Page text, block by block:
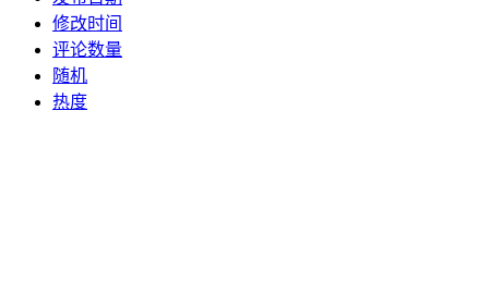
修改时间
评论数量
随机
热度